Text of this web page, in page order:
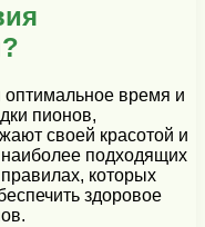
время и
пионов,
своей красотой и
подходящих
которых
здоровое